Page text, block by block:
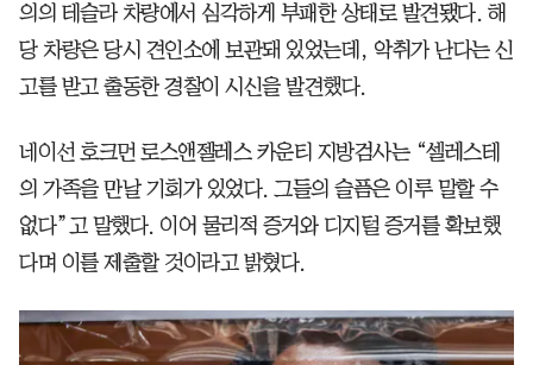
의의 테슬라 차량에서 심각하게 부패한 상태로 발견됐다. 해
당 차량은 당시 견인소에 보관돼 있었는데, 악취가 난다는 신
고를 받고 출동한 경찰이 시신을 발견했다.
네이선 호크먼 로스앤젤레스 카운티 지방검사는 “셀레스테
의 가족을 만날 기회가 있었다. 그들의 슬픔은 이루 말할 수
없다”고 말했다. 이어 물리적 증거와 디지털 증거를 확보했
다며 이를 제출할 것이라고 밝혔다.